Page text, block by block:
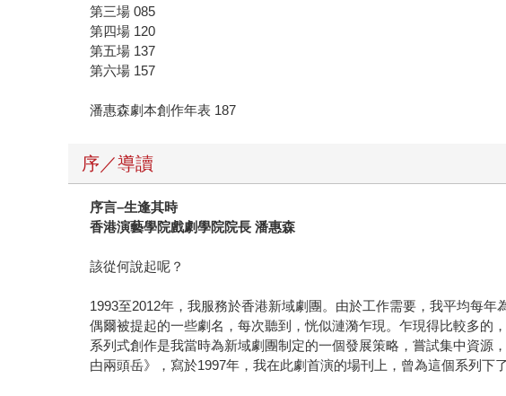
第三場 085
第四場 120
第五場 137
第六場 157
潘惠森劇本創作年表 187
序／導讀
序言–生逢其時
香港演藝學院戲劇學院院長 潘惠森
該從何說起呢？
1993至2012年，我服務於香港新域劇團。由於工作需要，我平均每
偶爾被提起的一些劇名，每次聽到，恍似漣漪乍現。乍現得比較多的
系列式創作是我當時為新域劇團制定的一個發展策略，嘗試集中資源
甴兩頭岳》，寫於1997年，我在此劇首演的場刊上，曾為這個系列下